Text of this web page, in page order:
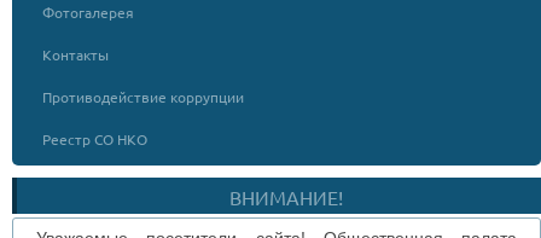
Фотогалерея
Контакты
Противодействие коррупции
Реестр СО НКО
ВНИМАНИЕ!